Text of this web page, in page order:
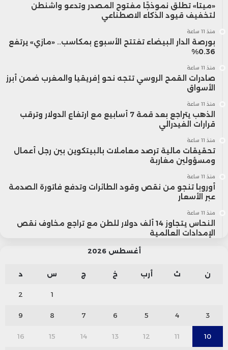
«ميتا» تطلق نموذجًا مفتوح المصدر وتدعو واشنطن
لتخفيف قيود الذكاء الاصطناعي
منذ 11 ساعة
بورصة الدار البيضاء تفتتح الأسبوع بمكاسب.. «مازي» يرتفع
0.36%
منذ 11 ساعة
صادرات القمح الروسي تتجه نحو إفريقيا والمغرب ضمن أبرز
الأسواق
منذ 11 ساعة
الذهب يتراجع بعد قمة 7 أسابيع مع ارتفاع الدولار وترقب
قرارات الفيدرالي
منذ 11 ساعة
تحقيقات مالية ترصد معاملات بالبيتكوين بين رجل أعمال
ومسؤولين مغاربة
منذ 11 ساعة
أوروبا تنجو من نقص وقود الطائرات وتدفع فاتورة الصدمة
عبر الأسعار
منذ 11 ساعة
النحاس يتجاوز 14 ألف دولار للطن مع تراجع مخاوف نقص
الإمدادات العالمية
أغسطس 2026
ن ث أرب خ ج س د
1
2
3
4
5
6
7
8
9
10
11
12
13
14
15
16